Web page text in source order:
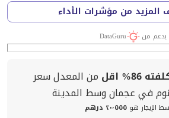
المزيد من مؤشرات الأداء
بدعم من DataGuru
86% اقل من المعدلسعر
في عجمان وسط المدينة
الإيجار هو ٢٠٬٥٥٥ درهم